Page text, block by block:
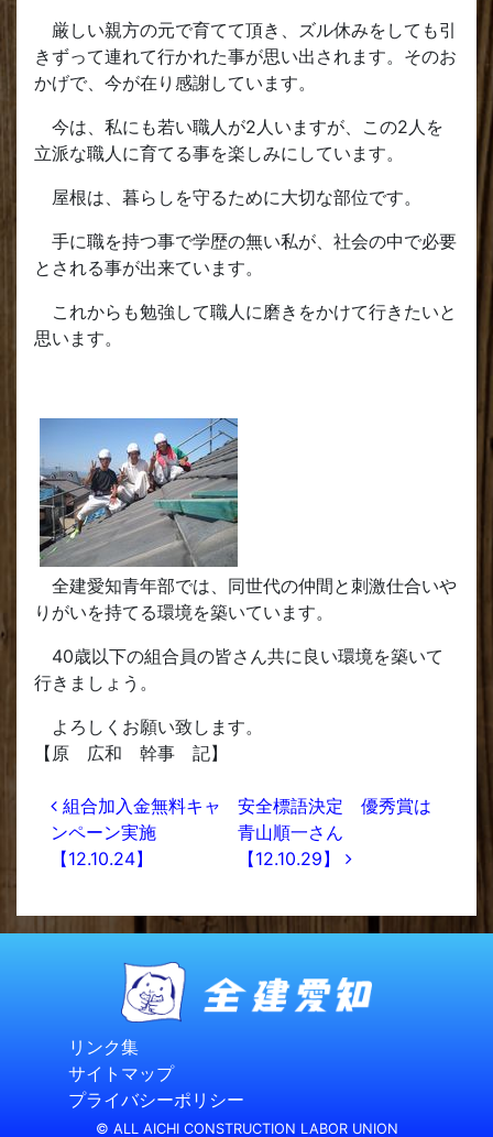
厳しい親方の元で育てて頂き、ズル休みをしても引
きずって連れて行かれた事が思い出されます。そのお
かげで、今が在り感謝しています。
今は、私にも若い職人が2人いますが、この2人を
立派な職人に育てる事を楽しみにしています。
屋根は、暮らしを守るために大切な部位です。
手に職を持つ事で学歴の無い私が、社会の中で必要
とされる事が出来ています。
これからも勉強して職人に磨きをかけて行きたいと
思います。
全建愛知青年部では、同世代の仲間と刺激仕合いや
りがいを持てる環境を築いています。
40歳以下の組合員の皆さん共に良い環境を築いて
行きましょう。
よろしくお願い致します。
【原 広和 幹事 記】
投稿ナビゲーション
組合加入金無料キャ
ンペーン実施
【12.10.24】
安全標語決定 優秀賞は
青山順一さん
【12.10.29】
リンク集
サイトマップ
プライバシーポリシー
© ALL AICHI CONSTRUCTION LABOR UNION